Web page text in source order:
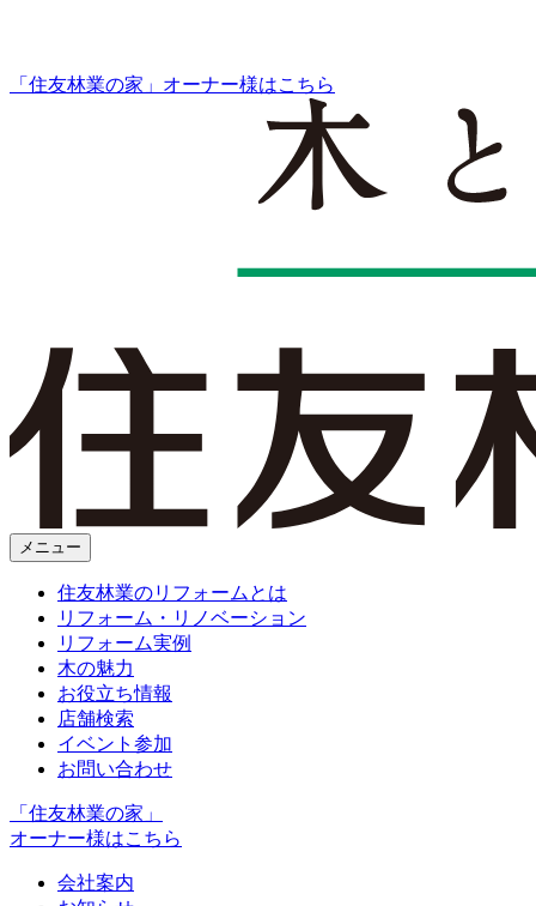
「住友林業の家」オーナー様はこちら
メニュー
住友林業のリフォームとは
リフォーム・リノベーション
リフォーム実例
木の魅力
お役立ち情報
店舗検索
イベント参加
お問い合わせ
「住友林業の家」
オーナー様はこちら
会社案内